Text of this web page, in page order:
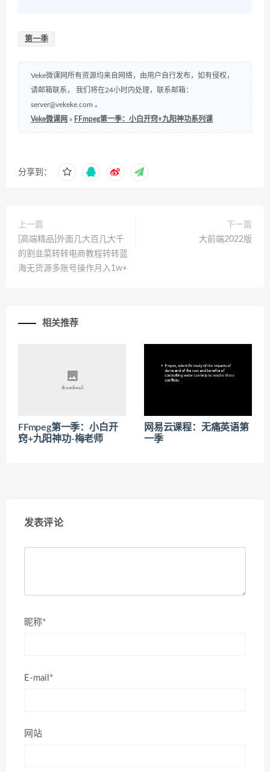
第一季
Veke微课网所有资源均来自网络，由用户自行发布，如有侵权，
请邮箱联系， 我们将在24小时内处理，联系邮箱：
server@vekeke.com 。
Veke微课网 » FFmpeg第一季：小白开窍+九阳神功系列课
分享到：
上一篇
[高端精品]外面几大百几大千
的割韭菜转转电商教程转转蓝
海无货源多账号操作月入1w+
下一篇
大前端2022版
相关推荐
FFmpeg第一季：小白开
窍+九阳神功-梅老师
网易云课程：无痛英语第
一季
发表评论
昵称*
E-mail*
网站